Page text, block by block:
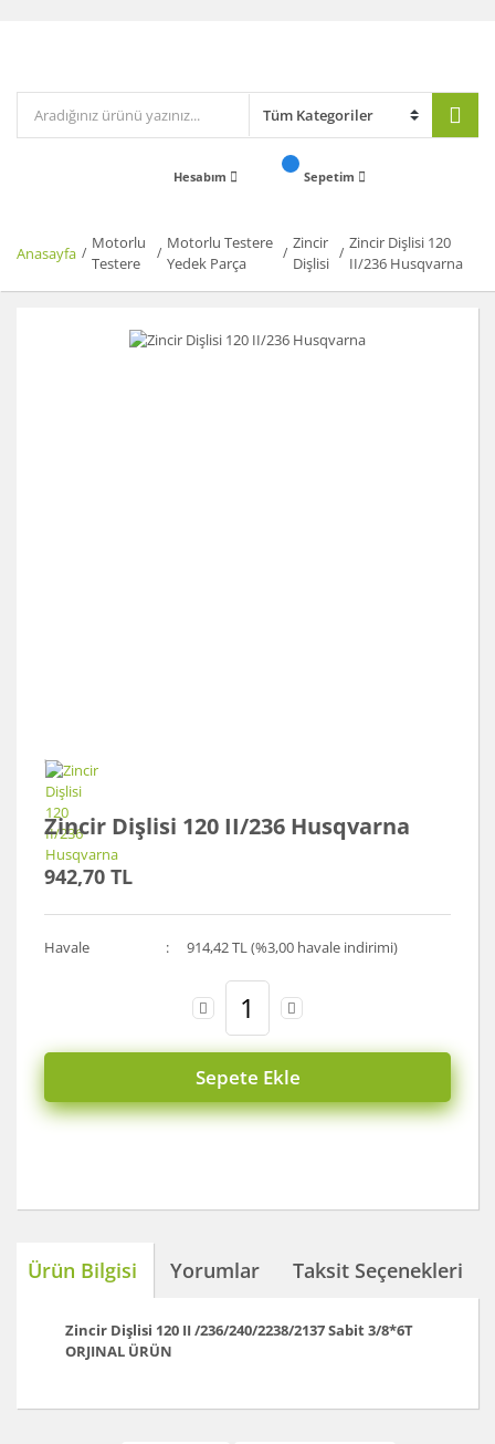
Hesabım Sepetim
Anasayfa
Motorlu
Testere
Motorlu Testere
Yedek Parça
Zincir
Dişlisi
Zincir Dişlisi 120
II/236 Husqvarna
Zincir Dişlisi 120 II/236 Husqvarna
942,70 TL
Havale 914,42 TL (%3,00 havale indirimi)
Sepete Ekle
Ürün Bilgisi Yorumlar Taksit Seçenekleri
Zincir Dişlisi 120 II /236/240/2238/2137 Sabit 3/8*6T
ORJINAL ÜRÜN